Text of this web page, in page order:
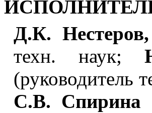
Д.К. Нестеров,
техн. наук;
(руководитель
С.В. Спирина